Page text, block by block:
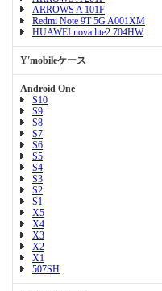
ARROWS A 101F
Redmi Note 9T 5G A001XM
HUAWEI nova lite2 704HW
Y'mobileケース
Android One
S10
S9
S8
S7
S6
S5
S4
S3
S2
S1
X5
X4
X3
X2
X1
507SH